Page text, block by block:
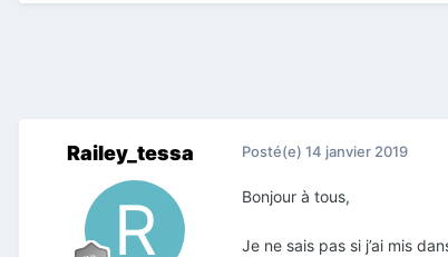
Railey_tessa Posté(e) 14 janvier 2019
Bonjour à tous,
Je ne sais pas si j’ai mis